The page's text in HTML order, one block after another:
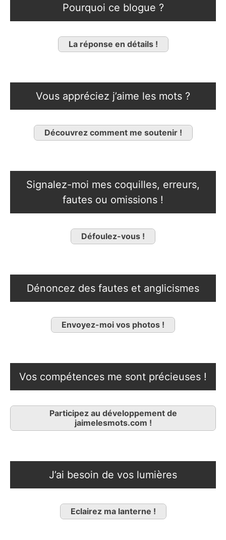
Pourquoi ce blogue ?
La réponse en détails !
Vous appréciez j’aime les mots ?
Découvrez comment me soutenir !
Signalez-moi mes coquilles, erreurs,
fautes ou omissions !
Défoulez-vous !
Dénoncez des fautes et anglicismes
Envoyez-moi vos photos !
Vos compétences me sont précieuses !
Participez au développement de
jaimelesmots.com !
J’ai besoin de vos lumières
Eclairez ma lanterne !